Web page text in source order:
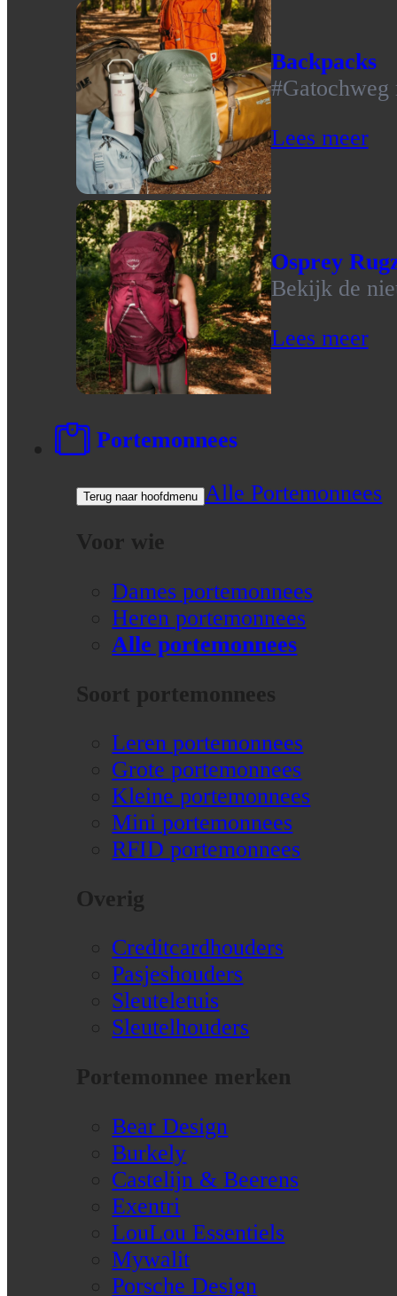
Backpacks
#Gatochweg
Lees meer
Osprey
Bekijk de
Lees meer
Portemonnees
Terug naar hoofdmenu Alle Portemonnees
Voor wie
Dames portemonnees
Heren portemonnees
Alle portemonnees
Soort portemonnees
Leren portemonnees
Grote portemonnees
Kleine portemonnees
Mini portemonnees
RFID portemonnees
Overig
Creditcardhouders
Pasjeshouders
Sleuteletuis
Sleutelhouders
Portemonnee merken
Bear Design
Burkely
Castelijn & Beerens
Exentri
LouLou Essentiels
Mywalit
Porsche Design